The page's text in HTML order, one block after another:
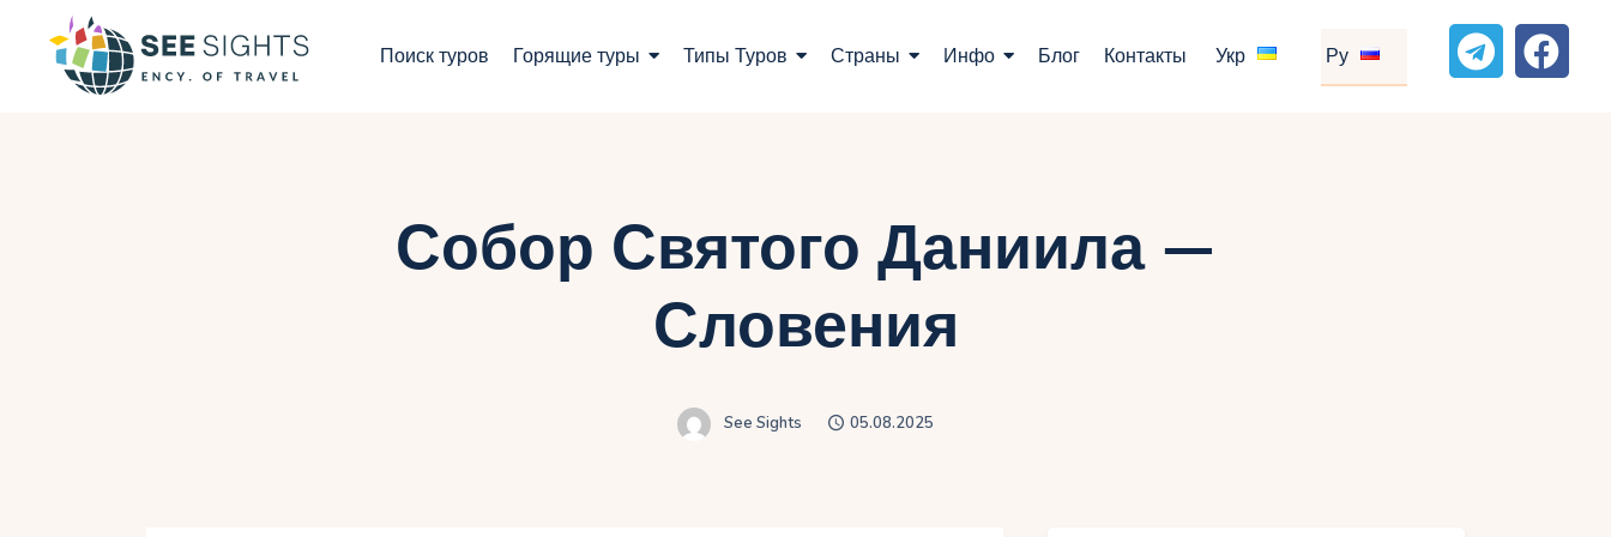
Поиск туров Горящие туры Типы Туров Страны Инфо Блог Контакты Укр Ру
Страны
Инфо
Контакты
Собор Святого Даниила —
Словения
See Sights 05.08.2025